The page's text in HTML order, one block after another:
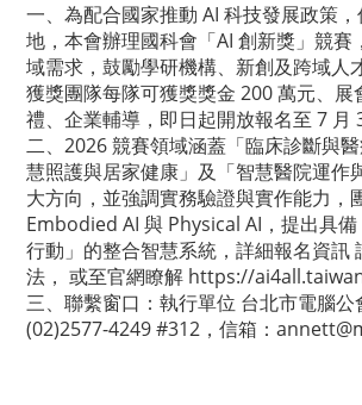
一、為配合國家推動 AI 科技發展政策
地，本會辦理國科會「AI 創新獎」競賽
域需求，鼓勵學研機構、新創及跨域人
獲獎團隊每隊可獲獎獎金 200 萬元、展
禮、企業輔導，即日起開放報名至 7 月
二、2026 競賽領域涵蓋「臨床診斷與
慧照護與居家健康」及「智慧醫院運作
大方向，並強調實務驗證與實作能力，
Embodied AI 與 Physical AI，提出具
行動」的整合智慧系統，詳細報名資訊
法， 或至官網瞭解 https://
三、聯繫窗口：執行單位 台北市電腦公
(02)2577-4249 #312，信箱：